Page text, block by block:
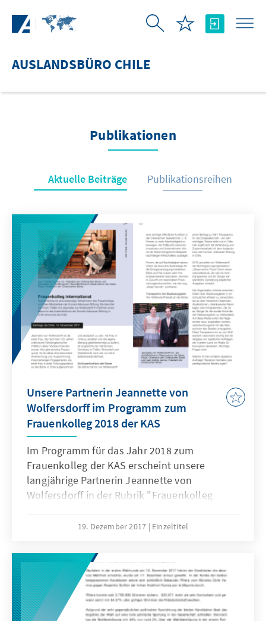
AUSLANDSBÜRO CHILE
Publikationen
Aktuelle Beiträge Publikationsreihen
Unsere Partnerin Jeannette von
Wolfersdorff im Programm zum
Frauenkolleg 2018 der KAS
Im Programm für das Jahr 2018 zum
Frauenkolleg der KAS erscheint unsere
langjährige Partnerin Jeannette von
Wolfersdorff in der Rubrik "Frauenkolleg
19. Dezember 2017 Einzeltitel